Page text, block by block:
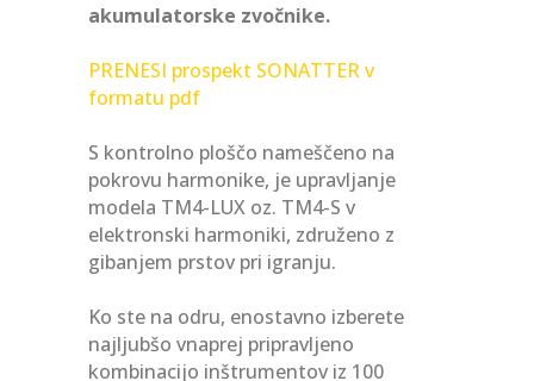
akumulatorske zvočnike.
PRENESI prospekt SONATTER v
formatu pdf
S kontrolno ploščo nameščeno na
pokrovu harmonike, je upravljanje
modela TM4-LUX oz. TM4-S v
elektronski harmoniki, združeno z
gibanjem prstov pri igranju.
Ko ste na odru, enostavno izberete
najljubšo vnaprej pripravljeno
kombinacijo inštrumentov iz 100